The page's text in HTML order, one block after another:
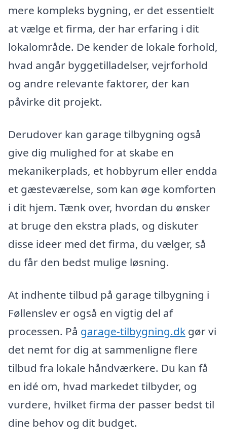
mere kompleks bygning, er det essentielt
at vælge et firma, der har erfaring i dit
lokalområde. De kender de lokale forhold,
hvad angår byggetilladelser, vejrforhold
og andre relevante faktorer, der kan
påvirke dit projekt.
Derudover kan garage tilbygning også
give dig mulighed for at skabe en
mekanikerplads, et hobbyrum eller endda
et gæsteværelse, som kan øge komforten
i dit hjem. Tænk over, hvordan du ønsker
at bruge den ekstra plads, og diskuter
disse ideer med det firma, du vælger, så
du får den bedst mulige løsning.
At indhente tilbud på garage tilbygning i
Føllenslev er også en vigtig del af
processen. På garage-tilbygning.dk gør vi
det nemt for dig at sammenligne flere
tilbud fra lokale håndværkere. Du kan få
en idé om, hvad markedet tilbyder, og
vurdere, hvilket firma der passer bedst til
dine behov og dit budget.